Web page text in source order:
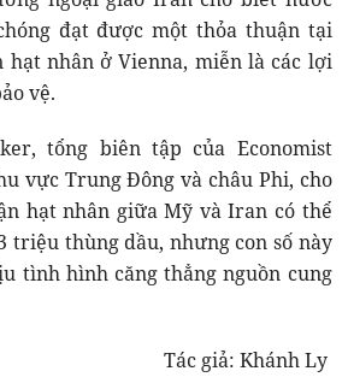
đạt được một thỏa thuận tại
hạt nhân ở Vienna, miễn là các lợi
vệ.
tổng biên tập của Economist
vực Trung Đông và châu Phi, cho
hạt nhân giữa Mỹ và Iran có thể
triệu thùng dầu, nhưng con số này
tình hình căng thẳng nguồn cung
Tác giả: Khánh Ly